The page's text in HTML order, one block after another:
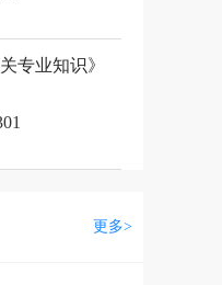
专业知识》
更多>